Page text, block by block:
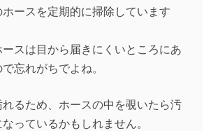
ースを定期的に掃除しています
スは目から届きにくいところにあ
忘れがちでよね。
るため、ホースの中を覗いたら汚
っているかもしれません。